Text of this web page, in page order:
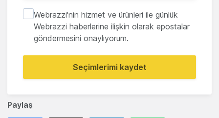
Paylaş
Webrazzi'nin hizmet ve ürünleri ile günlük
Webrazzi haberlerine ilişkin olarak epostalar
göndermesini onaylıyorum.
Seçimlerimi kaydet